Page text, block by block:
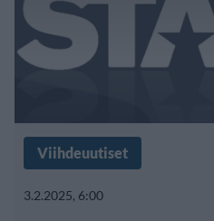
Viihdeuutiset
3.2.2025, 6:00